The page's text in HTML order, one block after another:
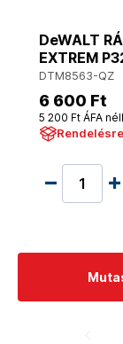
DeWALT
EXTREM
DTM8563-QZ
6 600 Ft
5 200 Ft ÁFA
Rendelésre